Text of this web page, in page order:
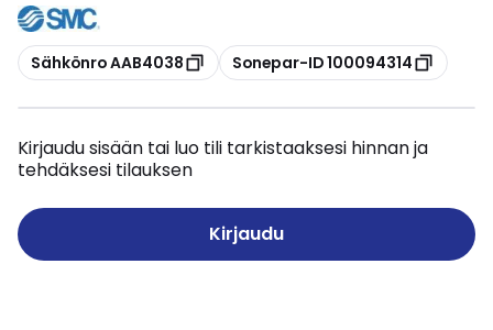
Kopioi
Sähkönro AAB4038 Kopioi
Sonepar-ID 100094314
Kirjaudu sisään tai luo tili tarkistaaksesi hinnan ja
tehdäksesi tilauksen
Kirjaudu